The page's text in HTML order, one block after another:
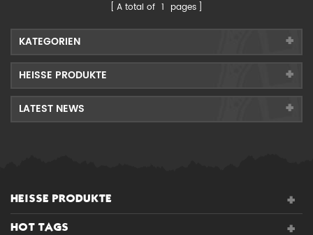
A total of 1 pages
KATEGORIEN
HEISSE PRODUKTE
LATEST NEWS
HEISSE PRODUKTE
HOT TAGS